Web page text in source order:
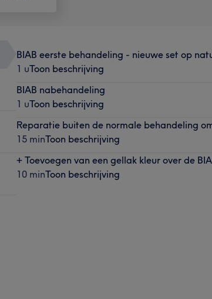
BIAB eerste behandeling - nieuwe set op
1 uToon beschrijving
BIAB nabehandeling
1 uToon beschrijving
Reparatie buiten de normale behandeling
15 minToon beschrijving
+ Toevoegen van een gellak kleur over de
10 minToon beschrijving